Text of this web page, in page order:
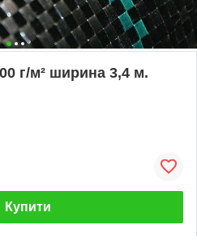
г/м² ширина 3,4 м.
Купити